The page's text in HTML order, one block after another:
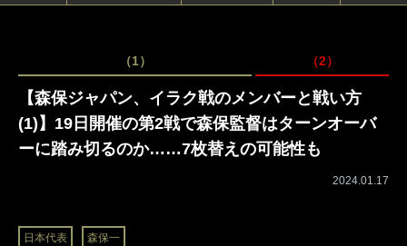
（1） （2）
【森保ジャパン、イラク戦のメンバーと戦い方
(1)】19日開催の第2戦で森保監督はターンオーバ
ーに踏み切るのか……7枚替えの可能性も
2024.01.17
日本代表 森保一